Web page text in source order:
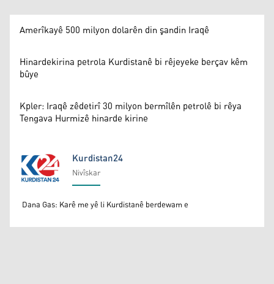
Amerîkayê 500 milyon dolarên din şandin Iraqê
Hinardekirina petrola Kurdistanê bi rêjeyeke berçav kêm
bûye
Kpler: Iraqê zêdetirî 30 milyon bermîlên petrolê bi rêya
Tengava Hurmizê hinarde kirine
Kurdistan24
Kurdistan24
Nivîskar
Dana Gas: Karê me yê li Kurdistanê berdewam e